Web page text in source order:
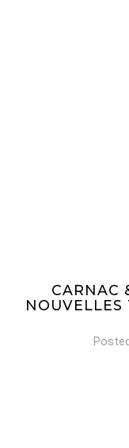
CARNAC
NOUVELLES